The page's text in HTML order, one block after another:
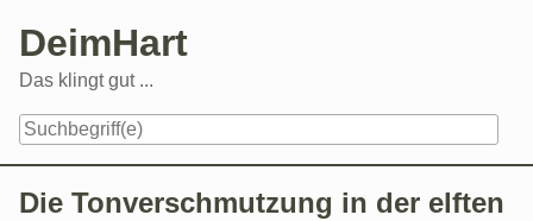
content
DeimHart
Das klingt gut ...
Die Tonverschmutzung in der elften